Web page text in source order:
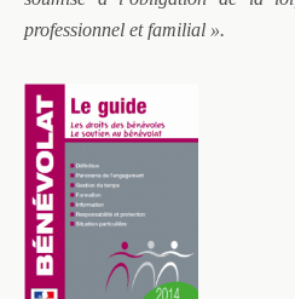
professionnel et familial ».